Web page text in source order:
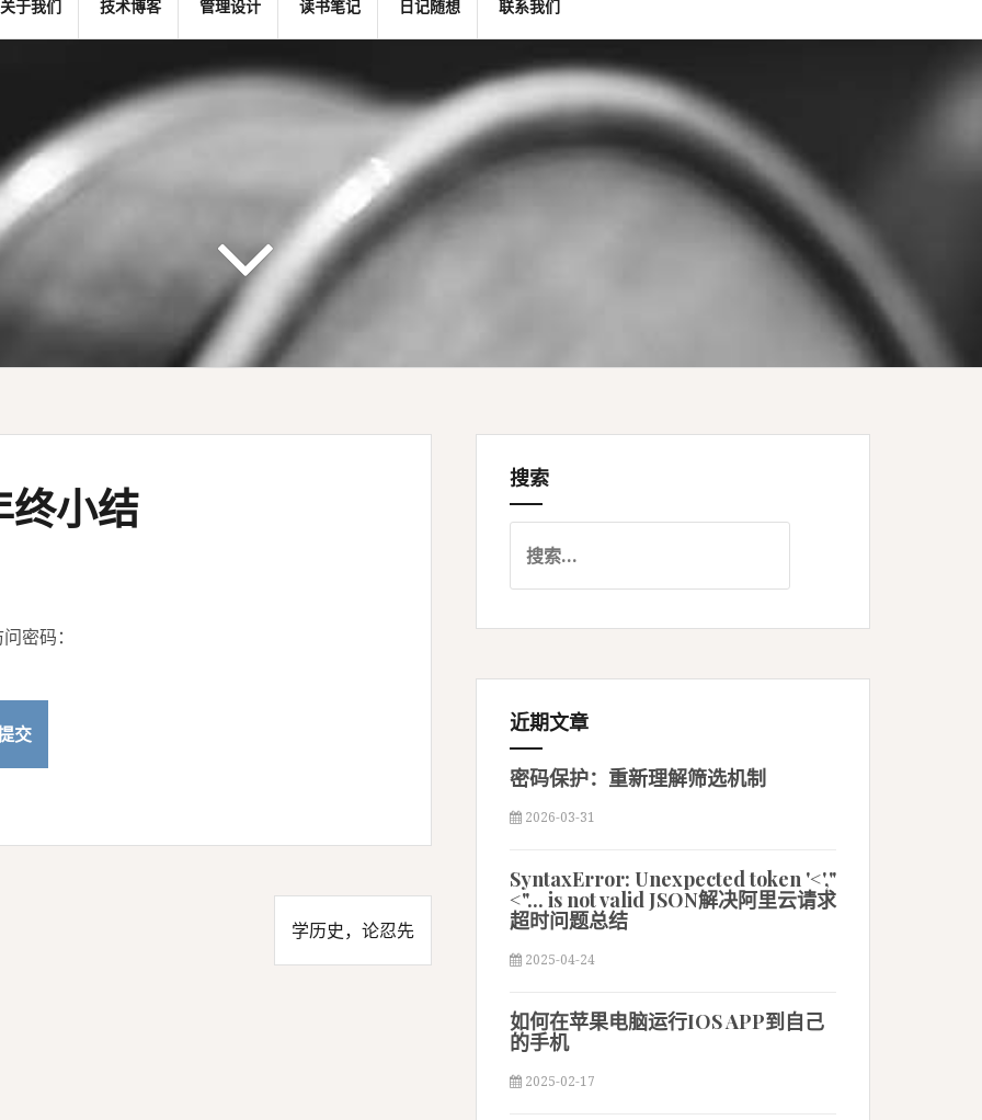
关于我们 技术博客 管理设计 读书笔记 日记随想 联系我们
终小结
密码：
学历史，论忍先
搜索
近期文章
密码保护：重新理解筛选机制
2026-03-31
SyntaxError: Unexpected token '<',"
<"... is not valid JSON解决阿里云请求
超时问题总结
2025-04-24
如何在苹果电脑运行IOS APP到自己
的手机
2025-02-17